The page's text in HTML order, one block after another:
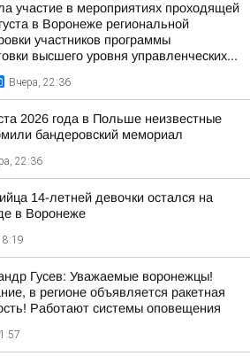
участие в мероприятиях проходящей
в Воронеже региональной
участников программы
высшего уровня управленческих...
Вчера, 22:36
2026 года в Польше неизвестные
бандеровский мемориал
22:36
14-летней девочки остался на
в Воронеже
Гусев: Уважаемые воронежцы!
в регионе объявляется ракетная
Работают системы оповещения